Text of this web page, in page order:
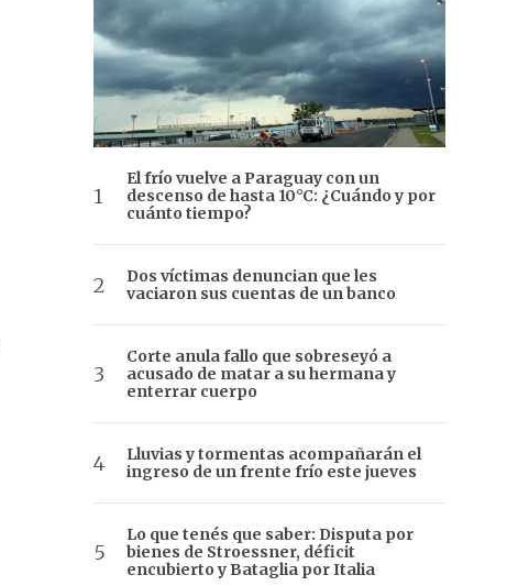
El frío vuelve a Paraguay con un
descenso de hasta 10°C: ¿Cuándo y por
cuánto tiempo?
Dos víctimas denuncian que les
vaciaron sus cuentas de un banco
Corte anula fallo que sobreseyó a
acusado de matar a su hermana y
enterrar cuerpo
Lluvias y tormentas acompañarán el
ingreso de un frente frío este jueves
Lo que tenés que saber: Disputa por
bienes de Stroessner, déficit
encubierto y Bataglia por Italia